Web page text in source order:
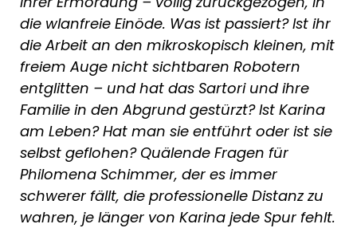
die wlanfreie Einöde. Was ist passiert? Ist ihr
die Arbeit an den mikroskopisch kleinen, mit
freiem Auge nicht sichtbaren Robotern
entglitten – und hat das Sartori und ihre
Familie in den Abgrund gestürzt? Ist Karina
am Leben? Hat man sie entführt oder ist sie
selbst geflohen? Quälende Fragen für
Philomena Schimmer, der es immer
schwerer fällt, die professionelle Distanz zu
wahren, je länger von Karina jede Spur fehlt.